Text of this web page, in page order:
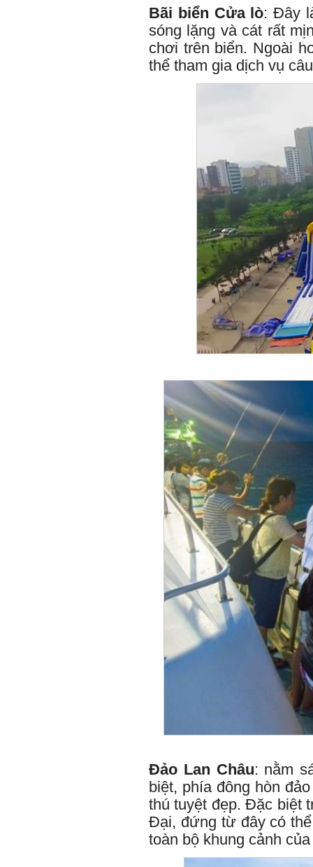
Bãi biển Cửa lò: Đây
sóng lặng và cát rất
chơi trên biển. Ngoài
thể tham gia dịch vụ
Đảo Lan Châu: nằm
biệt, phía đông hòn
thú tuyệt đẹp. Đặc biệt
Đại, đứng từ đây có
toàn bộ khung cảnh